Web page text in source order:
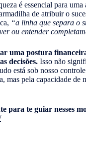
é essencial para
de atribuir o
“a linha que separa o
ou entender
uma postura
decisões. Isso não
está sob nosso
mas pela capacidade de
para te guiar nesses